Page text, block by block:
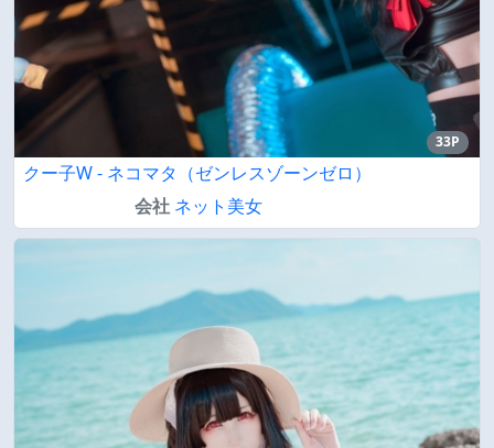
33P
クー子W - ネコマタ（ゼンレスゾーンゼロ）
会社 ネット美女